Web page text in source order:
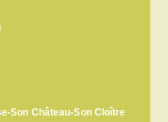
Son Château-Son Cloître